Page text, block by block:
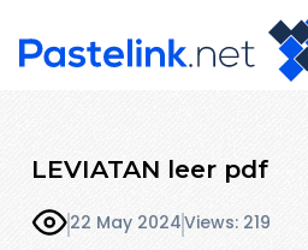
LEVIATAN leer pdf
22 May 2024Views: 219